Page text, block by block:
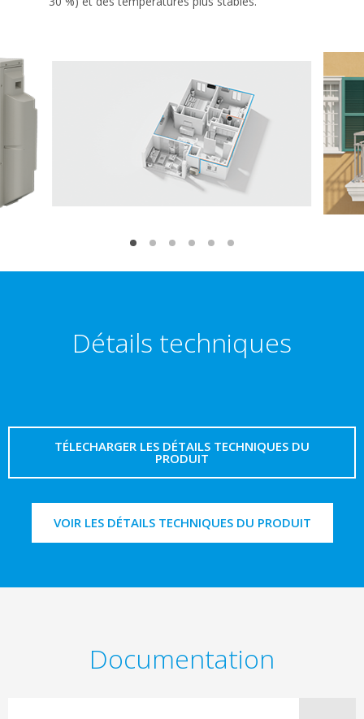
Détails techniques
TÉLECHARGER LES DÉTAILS TECHNIQUES DU
PRODUIT
VOIR LES DÉTAILS TECHNIQUES DU PRODUIT
Documentation